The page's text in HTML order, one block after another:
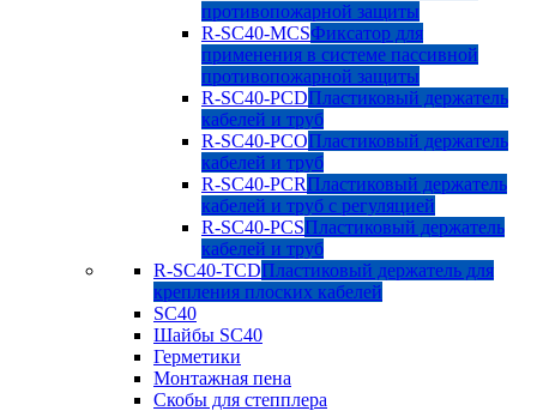
противопожарной защиты
R-SC40-MCSФиксатор для
применения в системе пассивной
противопожарной защиты
R-SC40-PCDПластиковый держатель
кабелей и труб
R-SC40-PCOПластиковый держатель
кабелей и труб
R-SC40-PCRПластиковый держатель
кабелей и труб с регуляцией
R-SC40-PCSПластиковый держатель
кабелей и труб
R-SC40-TCDПластиковый держатель для
крепления плоских кабелей
SC40
Шайбы SC40
Герметики
Монтажная пена
Скобы для степплера